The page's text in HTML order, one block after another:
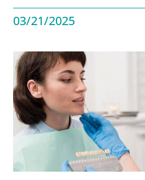
03/21/2025